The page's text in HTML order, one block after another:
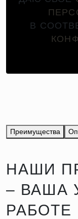
В
Преимущества
НАШИ
– ВАША
РАБОТЕ